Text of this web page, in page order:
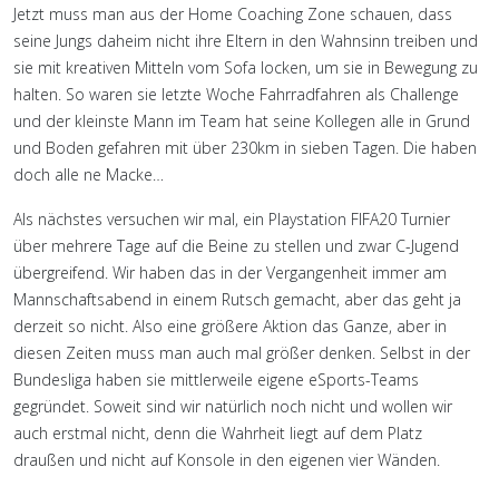
Jetzt muss man aus der Home Coaching Zone schauen, dass
seine Jungs daheim nicht ihre Eltern in den Wahnsinn treiben und
sie mit kreativen Mitteln vom Sofa locken, um sie in Bewegung zu
halten. So waren sie letzte Woche Fahrradfahren als Challenge
und der kleinste Mann im Team hat seine Kollegen alle in Grund
und Boden gefahren mit über 230km in sieben Tagen. Die haben
doch alle ne Macke…
Als nächstes versuchen wir mal, ein Playstation FIFA20 Turnier
über mehrere Tage auf die Beine zu stellen und zwar C-Jugend
übergreifend. Wir haben das in der Vergangenheit immer am
Mannschaftsabend in einem Rutsch gemacht, aber das geht ja
derzeit so nicht. Also eine größere Aktion das Ganze, aber in
diesen Zeiten muss man auch mal größer denken. Selbst in der
Bundesliga haben sie mittlerweile eigene eSports-Teams
gegründet. Soweit sind wir natürlich noch nicht und wollen wir
auch erstmal nicht, denn die Wahrheit liegt auf dem Platz
draußen und nicht auf Konsole in den eigenen vier Wänden.